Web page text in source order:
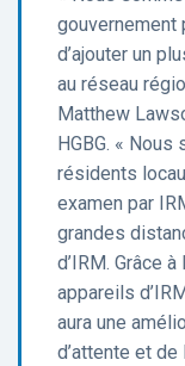
gouvernement
d’ajouter un
au réseau
Matthew
HGBG. «
résidents
examen par
grandes
d’IRM. Grâce
appareils
aura une
d’attente et